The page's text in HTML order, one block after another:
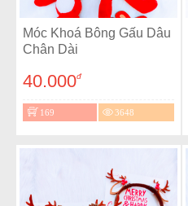
Móc Khoá Bông Gấu Dâu
Chân Dài
40.000đ
169 3648